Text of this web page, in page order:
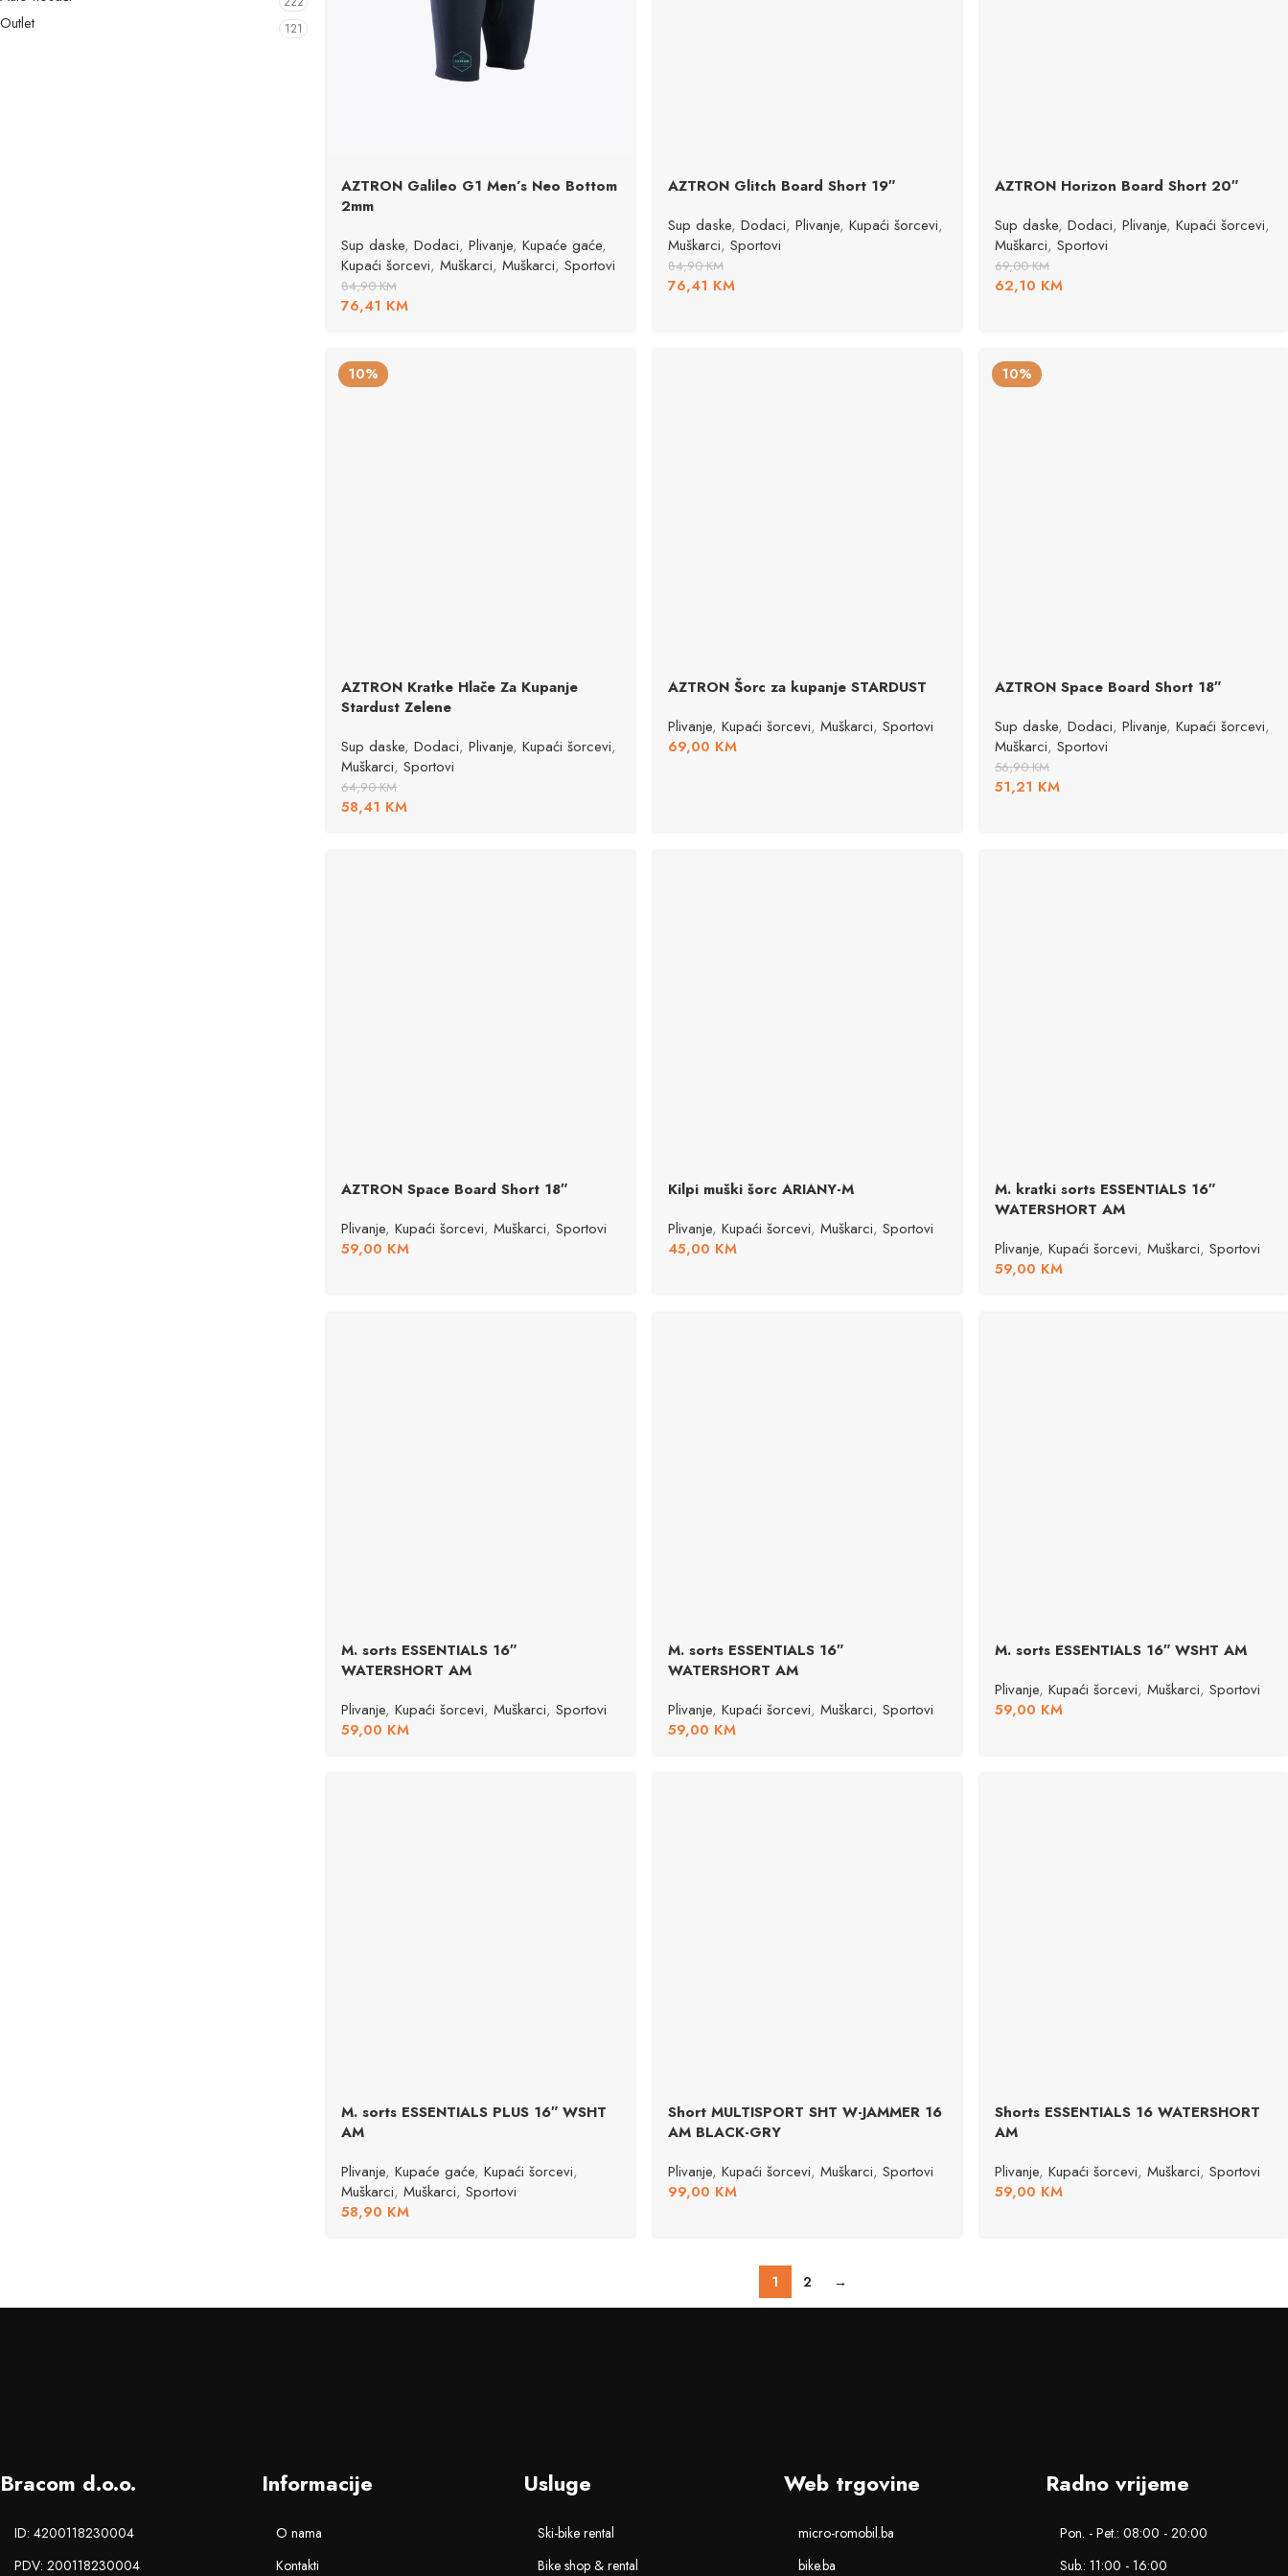
Outlet 121
AZTRON Galileo G1 Men’s Neo Bottom
2mm
Sup daske, Dodaci, Plivanje, Kupaće gaće,
Kupaći šorcevi, Muškarci, Muškarci, Sportovi
84,90KM
76,41 KM
AZTRON Glitch Board Short 19″
Sup daske, Dodaci, Plivanje, Kupaći šorcevi,
Muškarci, Sportovi
84,90KM
76,41 KM
AZTRON Horizon Board Short 20″
Sup daske, Dodaci, Plivanje, Kupaći šorcevi,
Muškarci, Sportovi
69,00KM
62,10 KM
10%
AZTRON Kratke Hlače Za Kupanje
Stardust Zelene
Sup daske, Dodaci, Plivanje, Kupaći šorcevi,
Muškarci, Sportovi
64,90KM
58,41 KM
AZTRON Šorc za kupanje STARDUST
Plivanje, Kupaći šorcevi, Muškarci, Sportovi
69,00 KM
10%
AZTRON Space Board Short 18″
Sup daske, Dodaci, Plivanje, Kupaći šorcevi,
Muškarci, Sportovi
56,90KM
51,21 KM
AZTRON Space Board Short 18″
Plivanje, Kupaći šorcevi, Muškarci, Sportovi
59,00 KM
Kilpi muški šorc ARIANY-M
Plivanje, Kupaći šorcevi, Muškarci, Sportovi
45,00 KM
M. kratki sorts ESSENTIALS 16″
WATERSHORT AM
Plivanje, Kupaći šorcevi, Muškarci, Sportovi
59,00 KM
M. sorts ESSENTIALS 16″
WATERSHORT AM
Plivanje, Kupaći šorcevi, Muškarci, Sportovi
59,00 KM
M. sorts ESSENTIALS 16″
WATERSHORT AM
Plivanje, Kupaći šorcevi, Muškarci, Sportovi
59,00 KM
M. sorts ESSENTIALS 16″ WSHT AM
Plivanje, Kupaći šorcevi, Muškarci, Sportovi
59,00 KM
M. sorts ESSENTIALS PLUS 16″ WSHT
AM
Plivanje, Kupaće gaće, Kupaći šorcevi,
Muškarci, Muškarci, Sportovi
58,90 KM
Short MULTISPORT SHT W-JAMMER 16
AM BLACK-GRY
Plivanje, Kupaći šorcevi, Muškarci, Sportovi
99,00 KM
Shorts ESSENTIALS 16 WATERSHORT
AM
Plivanje, Kupaći šorcevi, Muškarci, Sportovi
59,00 KM
1 2 →
Bracom d.o.o.
ID: 4200118230004
PDV: 200118230004
Informacije
O nama
Kontakti
Usluge
Ski-bike rental
Bike shop & rental
Web trgovine
micro-romobil.ba
bike.ba
Radno vrijeme
Pon. - Pet.: 08:00 - 20:00
Sub.: 11:00 - 16:00